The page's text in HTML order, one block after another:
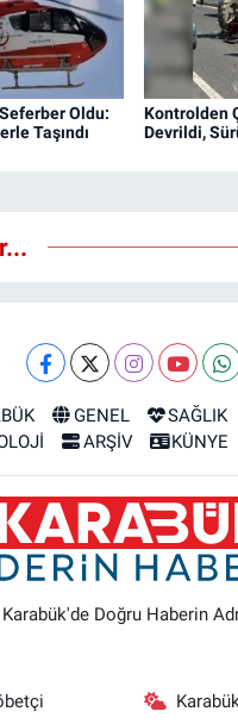
Oldu:
Taşındı
Kontrolden
Devrildi,
GENEL SAĞLIK
ARŞİV KÜNYE
Karabük'de Doğru Haberin